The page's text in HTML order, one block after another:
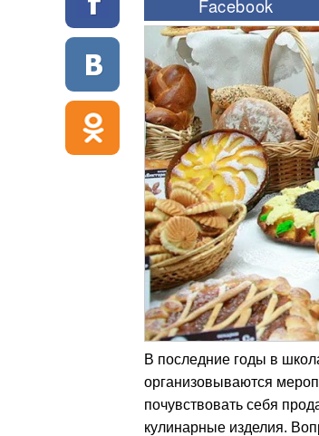
В последние годы в
организовываются
почувствовать себя
кулинарные изделия.